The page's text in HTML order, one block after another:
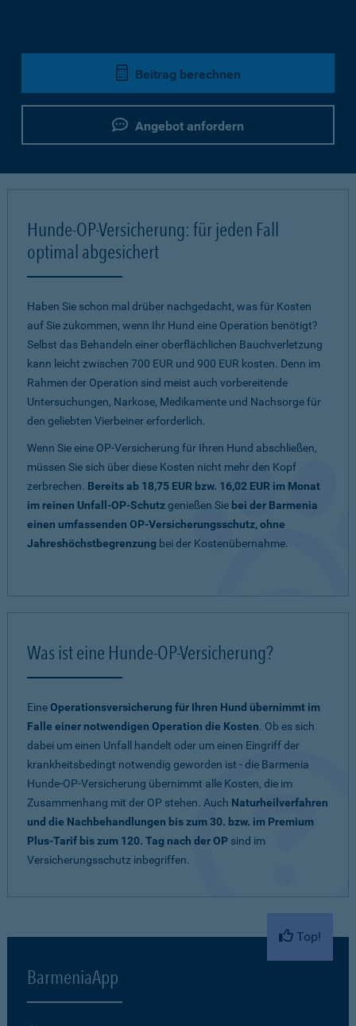
Beitrag berechnen
Angebot anfordern
Hunde-OP-Versicherung: für jeden Fall
optimal abgesichert
Haben Sie schon mal drüber nachgedacht, was für Kosten
auf Sie zukommen, wenn Ihr Hund eine Operation benötigt?
Selbst das Behandeln einer oberflächlichen Bauchverletzung
kann leicht zwischen 700 EUR und 900 EUR kosten. Denn im
Rahmen der Operation sind meist auch vorbereitende
Untersuchungen, Narkose, Medikamente und Nachsorge für
den geliebten Vierbeiner erforderlich.
Wenn Sie eine OP-Versicherung für Ihren Hund abschließen,
müssen Sie sich über diese Kosten nicht mehr den Kopf
zerbrechen. Bereits ab 18,75 EUR bzw. 16,02 EUR im Monat
im reinen Unfall-OP-Schutzgenießen Sie bei der Barmenia
einen umfassenden OP-Versicherungsschutz, ohne
Jahreshöchstbegrenzung bei der Kostenübernahme.
Was ist eine Hunde-OP-Versicherung?
EineOperationsversicherung für Ihren Hund übernimmt im
Falle einer notwendigen Operation die Kosten. Ob es sich
dabei um einen Unfall handelt oder um einen Eingriff der
krankheitsbedingt notwendig geworden ist - die Barmenia
Hunde-OP-Versicherung übernimmt alle Kosten, die im
Zusammenhang mit der OP stehen. Auch Naturheilverfahren
und die Nachbehandlungen bis zum 30. bzw. im Premium
Plus-Tarif bis zum 120. Tag nach der OP sind im
Versicherungsschutz inbegriffen.
Top!
BarmeniaApp